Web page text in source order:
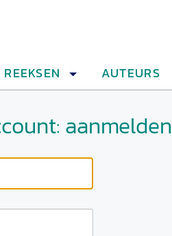
REEKSEN AUTEURS
aanmelden